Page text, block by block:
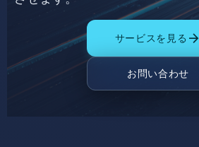
サービスを見る arrow_forward
お問い合わせ